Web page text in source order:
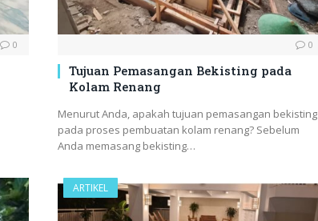
0 0
Tujuan Pemasangan Bekisting pada
Kolam Renang
Menurut Anda, apakah tujuan pemasangan bekisting
pada proses pembuatan kolam renang? Sebelum
Anda memasang bekisting…
ARTIKEL